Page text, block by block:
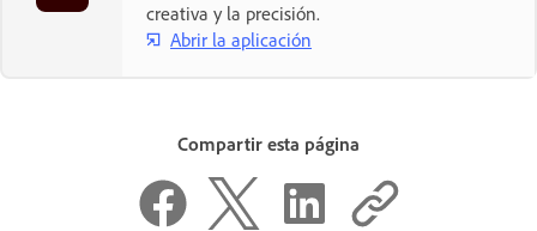
creativa y la precisión.
Abrir la aplicación
Compartir esta página